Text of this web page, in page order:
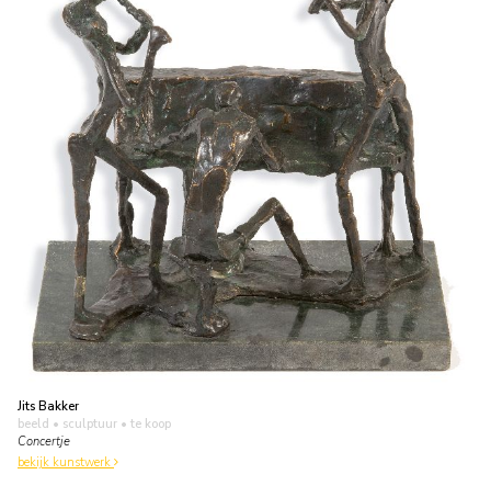
Jits Bakker
beeld • sculptuur • te koop
Concertje
bekijk kunstwerk